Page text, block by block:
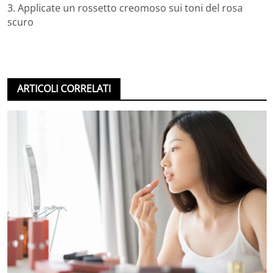
3. Applicate un rossetto creomoso sui toni del rosa
scuro
ARTICOLI CORRELATI